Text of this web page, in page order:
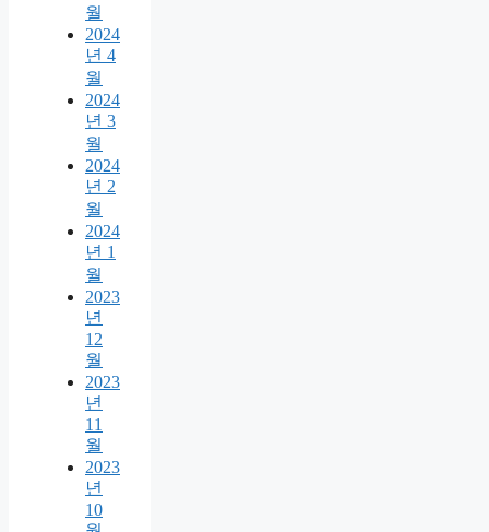
월
2024
년 4
월
2024
년 3
월
2024
년 2
월
2024
년 1
월
2023
년
12
월
2023
년
11
월
2023
년
10